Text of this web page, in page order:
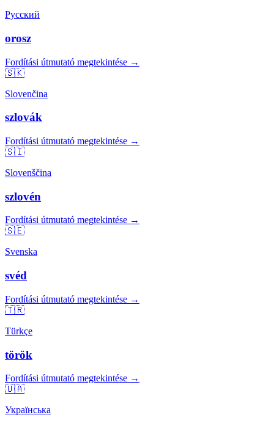
Русский
orosz
Fordítási útmutató megtekintése →
🇸🇰
Slovenčina
szlovák
Fordítási útmutató megtekintése →
🇸🇮
Slovenščina
szlovén
Fordítási útmutató megtekintése →
🇸🇪
Svenska
svéd
Fordítási útmutató megtekintése →
🇹🇷
Türkçe
török
Fordítási útmutató megtekintése →
🇺🇦
Українська